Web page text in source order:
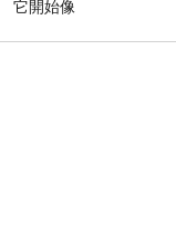
它開始像